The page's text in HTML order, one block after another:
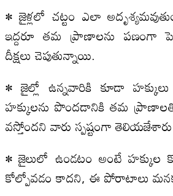
• జైళ్లలో చట్టం ఎలా
ఇద్దరూ తమ ప్రాణాలను పణంగా
దీక్షలు చెపుతున్నాయి.
• జైల్లో ఉన్నవారికి కూడా
హక్కులను పొందడానికి తమ
వస్తోందని వారు స్పష్టంగా
• జైలులో ఉండటం అంటే హక్కుల
కోల్పోవడం కాదని, ఈ పోరాటాలు